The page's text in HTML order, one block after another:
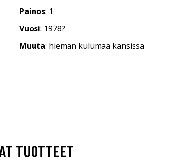
Painos: 1
Vuosi: 1978?
Muuta: hieman kulumaa kansissa
TUOTTEET